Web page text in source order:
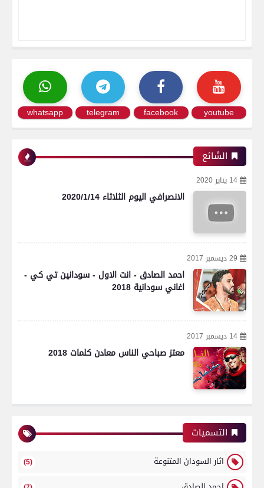
youtube
facebook
telegram
whatsapp
الشائع
14 يناير 2020
الانصرافي اليوم الثلاثاء 2020/1/14
29 ديسمبر 2017
احمد الصادق - انت الاول - سودانين تي كي -
اغاني سودانية 2018
14 ديسمبر 2017
معتز صباحي الناس معادن كلمات 2018
التسميات
اثار السودان المتنوعة (5)